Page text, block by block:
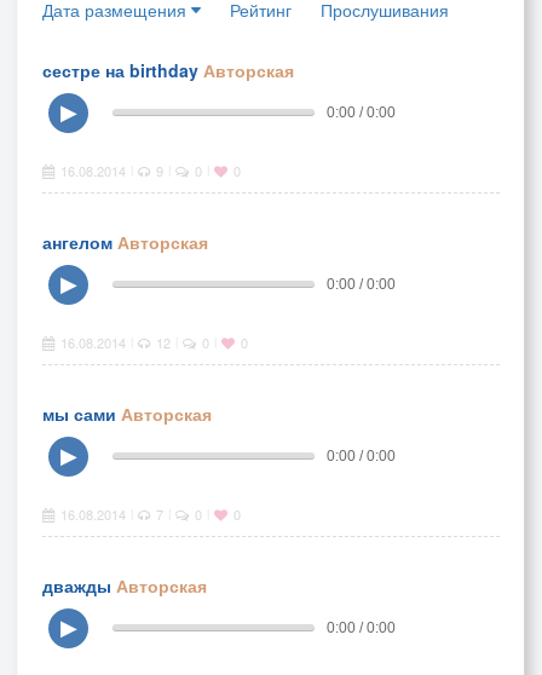
Дата размещения Рейтинг Прослушивания
сестре на birthday Авторская
▶
0:00 / 0:00
16.08.2014 9 0 0
ангелом Авторская
▶
0:00 / 0:00
16.08.2014 12 0 0
мы сами Авторская
▶
0:00 / 0:00
16.08.2014 7 0 0
дважды Авторская
▶
0:00 / 0:00